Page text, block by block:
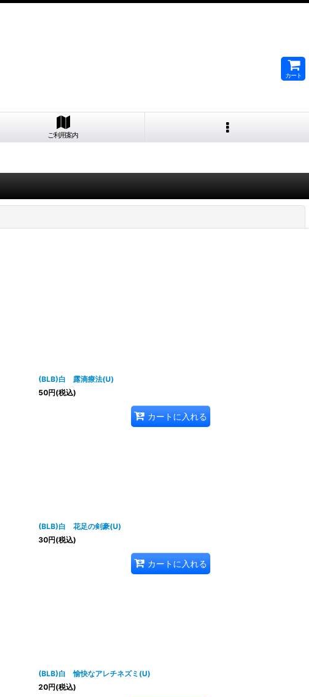
カート
ご利用案内
(BLB)白 露滴療法(U)
50円(税込)
カートに入れる
(BLB)白 花足の剣豪(U)
30円(税込)
カートに入れる
(BLB)白 愉快なアレチネズミ(U)
20円(税込)